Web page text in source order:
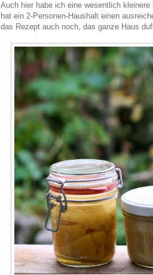
Auch hier habe ich eine wesentlich
hat ein 2-Personen-Haushalt einen
das Rezept auch noch, das ganze Haus